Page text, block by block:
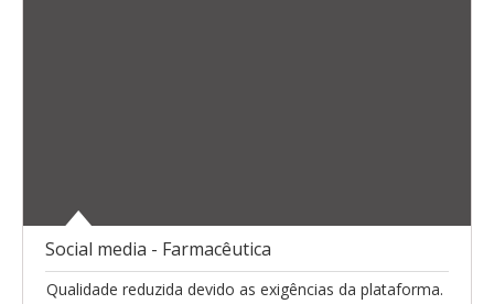
Social media - Farmacêutica
Qualidade reduzida devido as exigências da plataforma.